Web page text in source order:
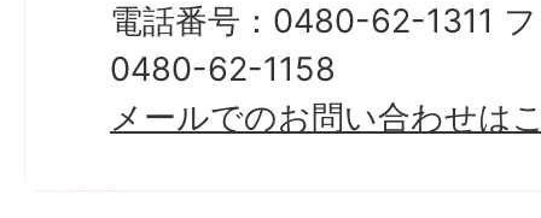
電話番号：0480-62-1311
0480-62-1158
メールでのお問い合わせは